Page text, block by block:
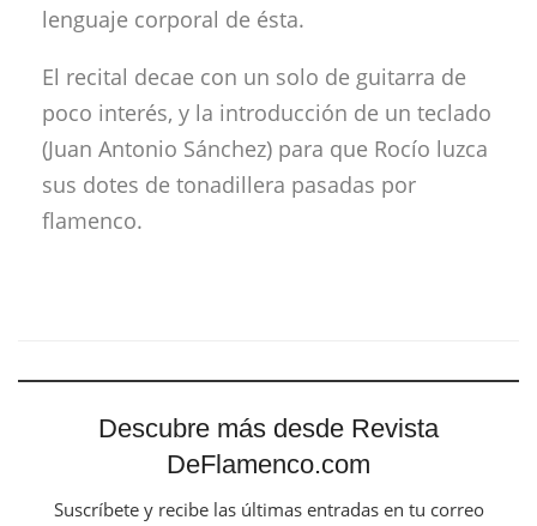
lenguaje corporal de ésta.
El recital decae con un solo de guitarra de
poco interés, y la introducción de un teclado
(Juan Antonio Sánchez) para que Rocío luzca
sus dotes de tonadillera pasadas por
flamenco.
Descubre más desde Revista
DeFlamenco.com
Suscríbete y recibe las últimas entradas en tu correo